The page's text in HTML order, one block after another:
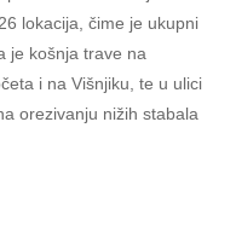
lokacija, čime je ukupni
je košnja trave na
i na Višnjiku, te u ulici
orezivanju nižih stabala